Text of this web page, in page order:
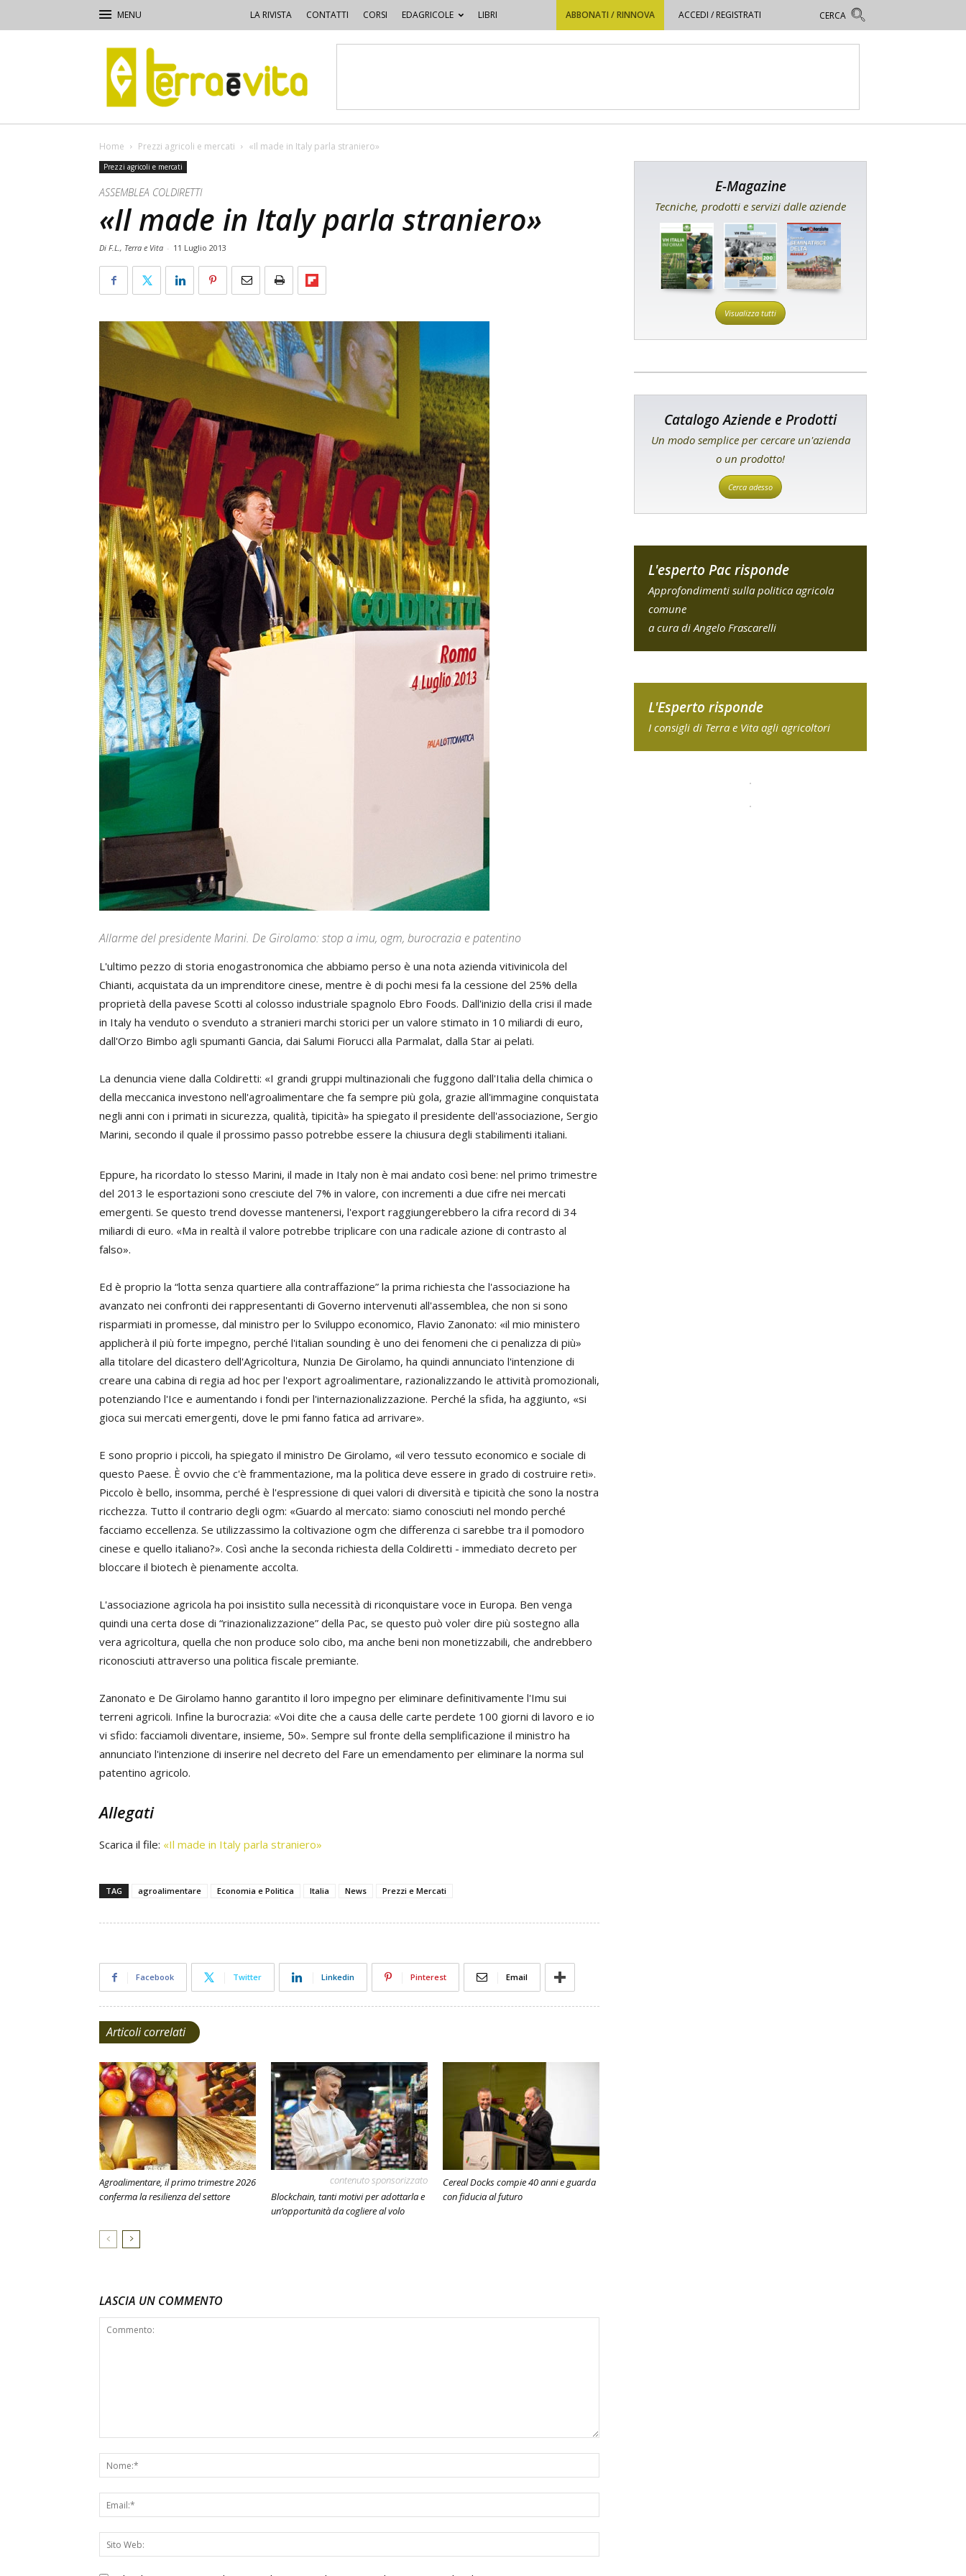
LA RIVISTA CONTATTI CORSI EDAGRICOLE LIBRI ABBONATI / RINNOVA ACCEDI / REGISTRATI
Terra
e
Vita
Home Prezzi agricoli e mercati «Il made in Italy parla straniero»
Prezzi agricoli e mercati
ASSEMBLEA COLDIRETTI
«Il made in Italy parla straniero»
Di F.L., Terra e Vita - 11 Luglio 2013
Allarme del presidente Marini. De Girolamo: stop a imu, ogm, burocrazia e patentino
L'ultimo pezzo di storia enogastronomica che abbiamo perso è una nota azienda vitivinicola del
Chianti, acquistata da un imprenditore cinese, mentre è di pochi mesi fa la cessione del 25% della
proprietà della pavese Scotti al colosso industriale spagnolo Ebro Foods. Dall'inizio della crisi il made
in Italy ha venduto o svenduto a stranieri marchi storici per un valore stimato in 10 miliardi di euro,
dall'Orzo Bimbo agli spumanti Gancia, dai Salumi Fiorucci alla Parmalat, dalla Star ai pelati.
La denuncia viene dalla Coldiretti: «I grandi gruppi multinazionali che fuggono dall'Italia della chimica o
della meccanica investono nell'agroalimentare che fa sempre più gola, grazie all'immagine conquistata
negli anni con i primati in sicurezza, qualità, tipicità» ha spiegato il presidente dell'associazione, Sergio
Marini, secondo il quale il prossimo passo potrebbe essere la chiusura degli stabilimenti italiani.
Eppure, ha ricordato lo stesso Marini, il made in Italy non è mai andato così bene: nel primo trimestre
del 2013 le esportazioni sono cresciute del 7% in valore, con incrementi a due cifre nei mercati
emergenti. Se questo trend dovesse mantenersi, l'export raggiungerebbero la cifra record di 34
miliardi di euro. «Ma in realtà il valore potrebbe triplicare con una radicale azione di contrasto al
falso».
Ed è proprio la “lotta senza quartiere alla contraffazione” la prima richiesta che l'associazione ha
avanzato nei confronti dei rappresentanti di Governo intervenuti all'assemblea, che non si sono
risparmiati in promesse, dal ministro per lo Sviluppo economico, Flavio Zanonato: «il mio ministero
applicherà il più forte impegno, perché l'italian sounding è uno dei fenomeni che ci penalizza di più»
alla titolare del dicastero dell'Agricoltura, Nunzia De Girolamo, ha quindi annunciato l'intenzione di
creare una cabina di regia ad hoc per l'export agroalimentare, razionalizzando le attività promozionali,
potenziando l'Ice e aumentando i fondi per l'internazionalizzazione. Perché la sfida, ha aggiunto, «si
gioca sui mercati emergenti, dove le pmi fanno fatica ad arrivare».
E sono proprio i piccoli, ha spiegato il ministro De Girolamo, «il vero tessuto economico e sociale di
questo Paese. È ovvio che c'è frammentazione, ma la politica deve essere in grado di costruire reti».
Piccolo è bello, insomma, perché è l'espressione di quei valori di diversità e tipicità che sono la nostra
ricchezza. Tutto il contrario degli ogm: «Guardo al mercato: siamo conosciuti nel mondo perché
facciamo eccellenza. Se utilizzassimo la coltivazione ogm che differenza ci sarebbe tra il pomodoro
cinese e quello italiano?». Così anche la seconda richiesta della Coldiretti - immediato decreto per
bloccare il biotech è pienamente accolta.
L'associazione agricola ha poi insistito sulla necessità di riconquistare voce in Europa. Ben venga
quindi una certa dose di “rinazionalizzazione” della Pac, se questo può voler dire più sostegno alla
vera agricoltura, quella che non produce solo cibo, ma anche beni non monetizzabili, che andrebbero
riconosciuti attraverso una politica fiscale premiante.
Zanonato e De Girolamo hanno garantito il loro impegno per eliminare definitivamente l'Imu sui
terreni agricoli. Infine la burocrazia: «Voi dite che a causa delle carte perdete 100 giorni di lavoro e io
vi sfido: facciamoli diventare, insieme, 50». Sempre sul fronte della semplificazione il ministro ha
annunciato l'intenzione di inserire nel decreto del Fare un emendamento per eliminare la norma sul
patentino agricolo.
Allegati
Scarica il file: «Il made in Italy parla straniero»
TAG agroalimentare Economia e Politica Italia News Prezzi e Mercati
Facebook Twitter Linkedin Pinterest Email
Articoli correlati
Agroalimentare, il primo trimestre 2026
conferma la resilienza del settore
contenuto sponsorizzato
Blockchain, tanti motivi per adottarla e
un’opportunità da cogliere al volo
Cereal Docks compie 40 anni e guarda
con fiducia al futuro
LASCIA UN COMMENTO
E-Magazine
Tecniche, prodotti e servizi dalle aziende
Visualizza tutti
Catalogo Aziende e Prodotti
Un modo semplice per cercare un'azienda
o un prodotto!
Cerca adesso
L'esperto Pac risponde
Approfondimenti sulla politica agricola
comune
a cura di Angelo Frascarelli
L'Esperto risponde
I consigli di Terra e Vita agli agricoltori